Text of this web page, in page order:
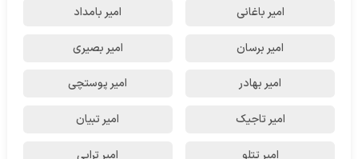
امیر باغانی امیر بامداد
امیر برسان امیر بصیری
امیر بهادر امیر پوستچی
امیر تاجیک امیر تبیان
امیر تتلو امیر ترابی